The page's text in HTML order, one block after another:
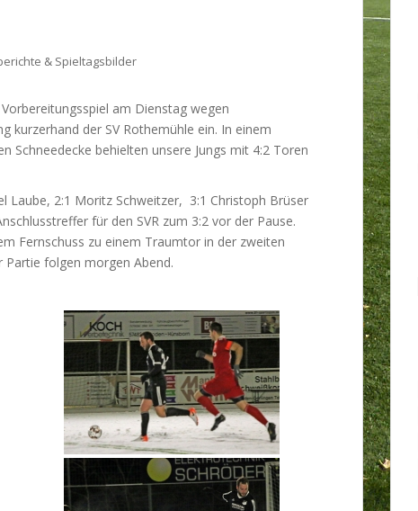
& Spieltagsbilder
am Dienstag wegen
kurzerhand der SV Rothemühle ein. In einem
Schneedecke behielten unsere Jungs mit 4:2 Toren
Laube, 2:1 Moritz Schweitzer, 3:1 Christoph Brüser
für den SVR zum 3:2 vor der Pause.
Fernschuss zu einem Traumtor in der zweiten
folgen morgen Abend.